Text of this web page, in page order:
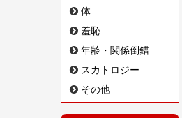
体
羞恥
年齢・関係倒錯
スカトロジー
その他